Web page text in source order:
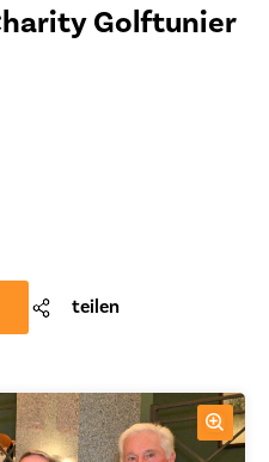
Golftunier
teilen